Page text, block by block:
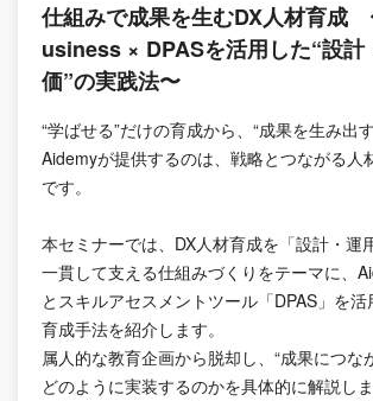
仕組みで成果を生むDX人材育成
usiness × DPASを活用した“設計
価”の実践法〜
“学ばせる”だけの育成から、“成果を生み出す
Aidemyが提供するのは、戦略とつながる人
です。
本セミナーでは、DX人材育成を「設計・運
一貫して支える仕組みづくりをテーマに、
とスキルアセスメントツール「DPAS」を
育成手法を紹介します。
属人的な教育企画から脱却し、“成果につな
どのように実装するのかを具体的に解説しま